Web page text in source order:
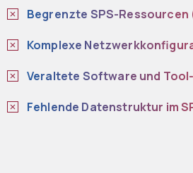
Begrenzte SPS-Ressourcen
Komplexe
Veraltete Software und
Fehlende Datenstruktur im